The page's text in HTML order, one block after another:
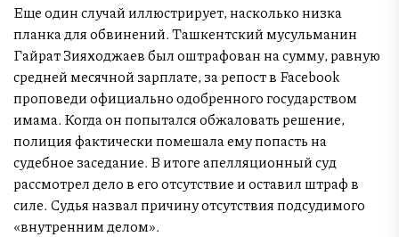
Еще один случай иллюстрирует, насколько низка
планка для обвинений. Ташкентский мусульманин
Гайрат Зияходжаев был оштрафован на сумму, равную
средней месячной зарплате, за репост в Facebook
проповеди официально одобренного государством
имама. Когда он попытался обжаловать решение,
полиция фактически помешала ему попасть на
судебное заседание. В итоге апелляционный суд
рассмотрел дело в его отсутствие и оставил штраф в
силе. Судья назвал причину отсутствия подсудимого
«внутренним делом».